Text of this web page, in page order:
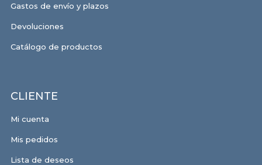
Gastos de envío y plazos
Devoluciones
Catálogo de productos
CLIENTE
Mi cuenta
Mis pedidos
Lista de deseos